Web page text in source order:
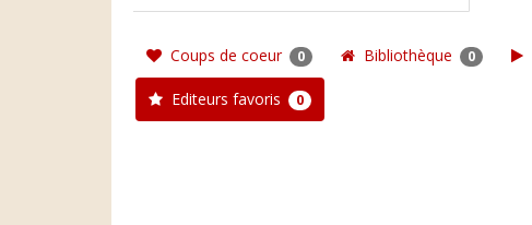
Coups de coeur 0 Bibliothèque 0
Editeurs favoris 0